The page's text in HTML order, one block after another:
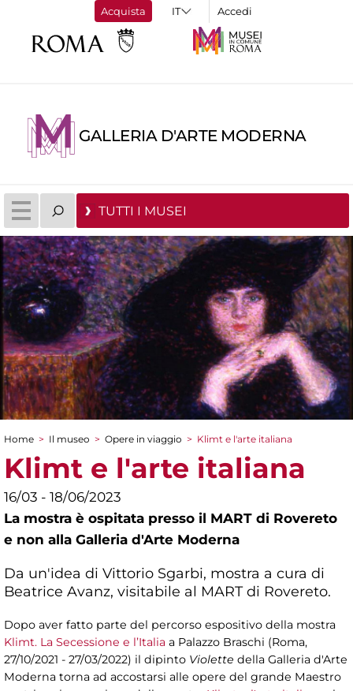
Acquista Accedi
GALLERIA D'ARTE MODERNA
TUTTI I MUSEI
Tu sei qui
Home > Il museo > Opere in viaggio > Klimt e l'arte italiana
Klimt e l'arte italiana
16/03 - 18/06/2023
La mostra è ospitata presso il MART di Rovereto
e non alla Galleria d'Arte Moderna
Da un'idea di Vittorio Sgarbi, mostra a cura di
Beatrice Avanz, visitabile al MART di Rovereto.
Dopo aver fatto parte del percorso espositivo della mostra
Klimt. La Secessione e l’Italia a Palazzo Braschi (Roma,
27/10/2021 - 27/03/2022) il dipinto Violette della Galleria d'Arte
Moderna torna ad accostarsi alle opere del grande Maestro